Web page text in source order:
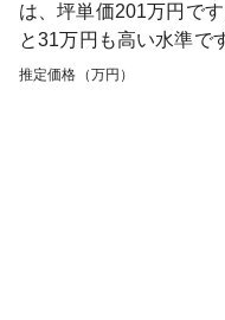
は、坪単価201万円です
と31万円も高い水準で
推定価格（万円）